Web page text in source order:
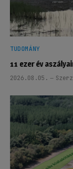
TUDOMÁNY
11 ezer év
2026.08.05.